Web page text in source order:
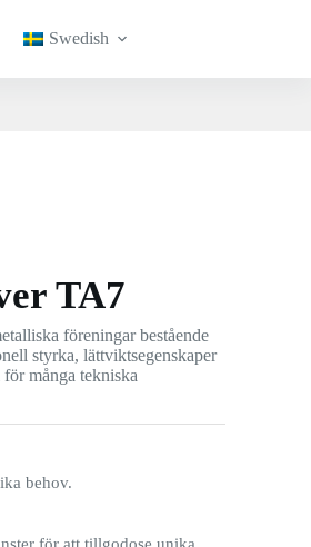
Swedish
TA7
föreningar bestående
styrka, lättviktsegenskaper
många tekniska
behov.
för att tillgodose unika